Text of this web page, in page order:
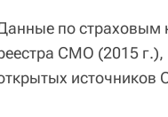
по страховым
СМО (2015